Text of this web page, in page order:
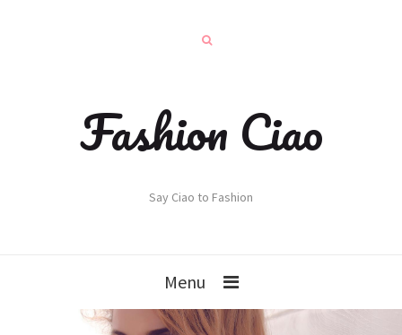
Fashion Ciao
Say Ciao to Fashion
Menu